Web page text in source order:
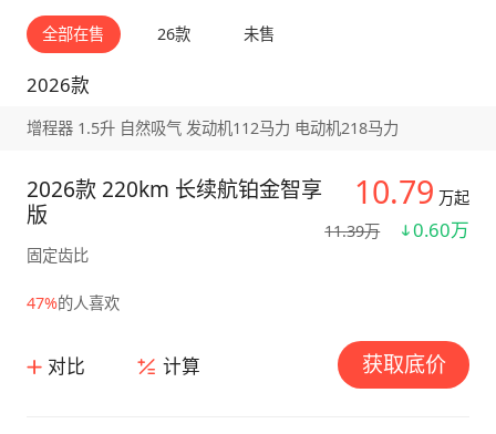
全部在售 26款 未售
2026款
增程器 1.5升 自然吸气 发动机112马力 电动机218马力
10.79 万起
11.39万
0.60万
2026款 220km 长续航铂金智享
版
固定齿比
47%的人喜欢
对比 计算 获取底价